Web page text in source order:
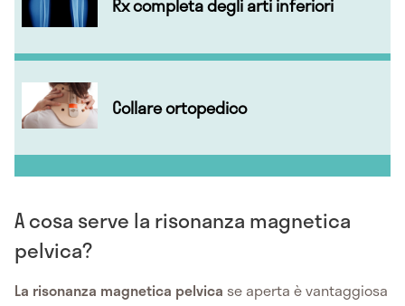
Rx completa degli arti inferiori
Collare ortopedico
A cosa serve la risonanza magnetica
pelvica?
La risonanza magnetica pelvica se aperta è vantaggiosa